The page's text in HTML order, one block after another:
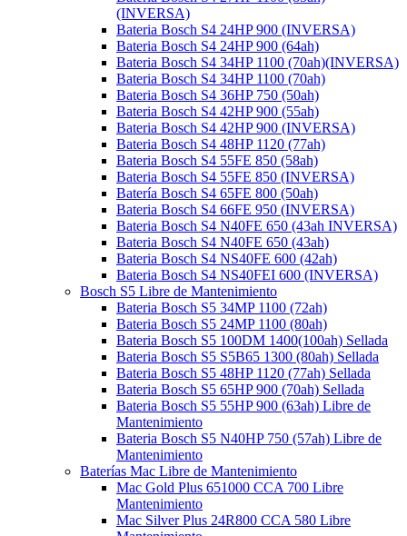
(INVERSA)
Bateria Bosch S4 24HP 900 (INVERSA)
Bateria Bosch S4 24HP 900 (64ah)
Bateria Bosch S4 34HP 1100 (70ah)(INVERSA)
Bateria Bosch S4 34HP 1100 (70ah)
Bateria Bosch S4 36HP 750 (50ah)
Bateria Bosch S4 42HP 900 (55ah)
Bateria Bosch S4 42HP 900 (INVERSA)
Bateria Bosch S4 48HP 1120 (77ah)
Bateria Bosch S4 55FE 850 (58ah)
Bateria Bosch S4 55FE 850 (INVERSA)
Batería Bosch S4 65FE 800 (50ah)
Bateria Bosch S4 66FE 950 (INVERSA)
Bateria Bosch S4 N40FE 650 (43ah INVERSA)
Bateria Bosch S4 N40FE 650 (43ah)
Bateria Bosch S4 NS40FE 600 (42ah)
Bateria Bosch S4 NS40FEI 600 (INVERSA)
Bosch S5 Libre de Mantenimiento
Bateria Bosch S5 34MP 1100 (72ah)
Bateria Bosch S5 24MP 1100 (80ah)
Bateria Bosch S5 100DM 1400(100ah) Sellada
Bateria Bosch S5 S5B65 1300 (80ah) Sellada
Bateria Bosch S5 48HP 1120 (77ah) Sellada
Bateria Bosch S5 65HP 900 (70ah) Sellada
Bateria Bosch S5 55HP 900 (63ah) Libre de
Mantenimiento
Bateria Bosch S5 N40HP 750 (57ah) Libre de
Mantenimiento
Baterías Mac Libre de Mantenimiento
Mac Gold Plus 651000 CCA 700 Libre
Mantenimiento
Mac Silver Plus 24R800 CCA 580 Libre